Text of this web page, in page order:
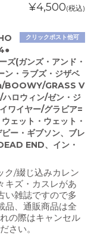
¥4,500(税込)
クリックポスト他可
ズ(ガンズ・アンド・
ン・ラブズ・ジザベ
BOOWY/GRASS V
ロウィン/ゼン・ジ
ワイヤー/グラビア=
ェット・ウェット・
ー・ギブソン、ブレ
END、イン・
ク/綴じ込みカレン
キズ・カスレがあ
い雑誌ですので多
品、通販商品は全
の際はキャンセル
さい。